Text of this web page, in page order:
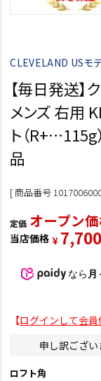
CLEVELAND USモ
【毎日発送】
メンズ 右用
ト（
品
商品番号
定価 オープン
当店価格 ¥ 7,700
なら
【ログインして会
申し訳ござい
ロフト角